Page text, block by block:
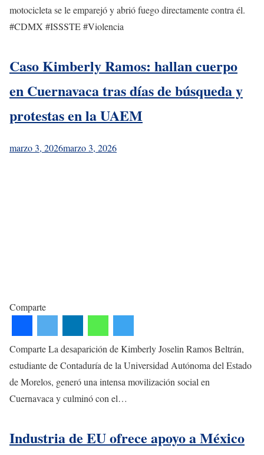
motocicleta se le emparejó y abrió fuego directamente contra él.
#CDMX #ISSSTE #Violencia
Caso Kimberly Ramos: hallan cuerpo
en Cuernavaca tras días de búsqueda y
protestas en la UAEM
marzo 3, 2026marzo 3, 2026
Comparte
Comparte La desaparición de Kimberly Joselin Ramos Beltrán,
estudiante de Contaduría de la Universidad Autónoma del Estado
de Morelos, generó una intensa movilización social en
Cuernavaca y culminó con el…
Industria de EU ofrece apoyo a México